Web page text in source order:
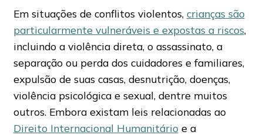
Em situações de conflitos violentos, crianças são
particularmente vulneráveis e expostas a riscos,
incluindo a violência direta, o assassinato, a
separação ou perda dos cuidadores e familiares,
expulsão de suas casas, desnutrição, doenças,
violência psicológica e sexual, dentre muitos
outros. Embora existam leis relacionadas ao
Direito Internacional Humanitário e a